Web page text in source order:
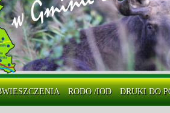
RODO /IOD DRUKI DO